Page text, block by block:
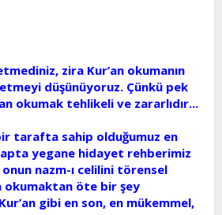
zira Kur’an okumanın
düşünüyoruz. Çünkü pek
okumak tehlikeli ve zararlıdır...
tarafta sahip olduğumuz en
yegane hidayet rehberimiz
nazm-ı celilini törensel
okumaktan öte bir şey
gibi en son, en mükemmel,